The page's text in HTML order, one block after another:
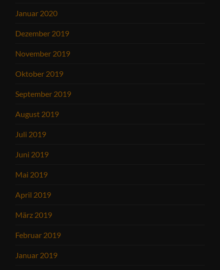
Januar 2020
Dezember 2019
November 2019
Oktober 2019
September 2019
August 2019
Juli 2019
Juni 2019
Mai 2019
April 2019
März 2019
Februar 2019
Januar 2019